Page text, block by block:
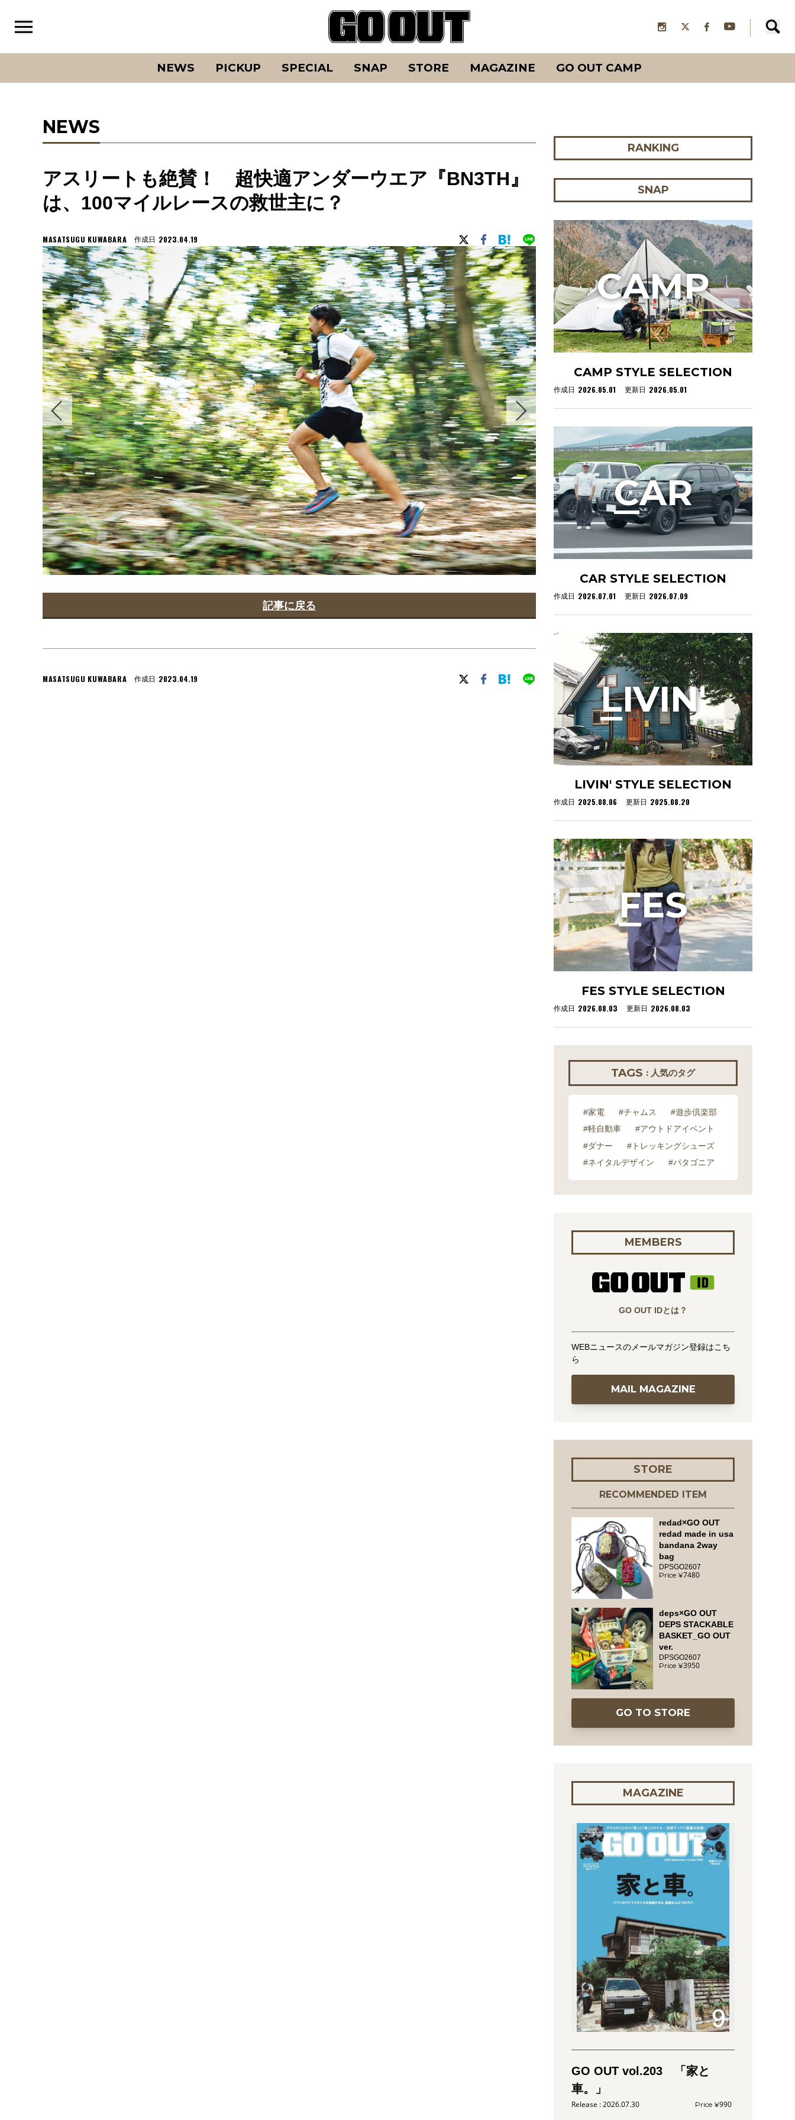
NEWS PICKUP SPECIAL SNAP STORE MAGAZINE GO OUT CAMP
NEWS
アスリートも絶賛！ 超快適アンダーウエア『BN3TH』
は、100マイルレースの救世主に？
MASATSUGU KUWABARA 作成日 2023.04.19
記事に戻る
MASATSUGU KUWABARA 作成日 2023.04.19
RANKING
SNAP
CAMP STYLE SELECTION
作成日 2026.05.01 更新日 2026.05.01
CAMP
CAR STYLE SELECTION
作成日 2026.07.01 更新日 2026.07.09
CAR
LIVIN' STYLE SELECTION
作成日 2025.08.06 更新日 2025.08.20
LIVIN'
FES STYLE SELECTION
作成日 2026.08.03 更新日 2026.08.03
FES
TAGS : 人気のタグ
#家電 #チャムス
#遊歩倶楽部
#軽自動車
#アウトドアイベント
#ダナー
#トレッキングシューズ
#ネイタルデザイン
#パタゴニア
MEMBERS
GO OUT IDとは？
WEBニュースのメールマガジン登録はこち
ら
MAIL MAGAZINE
STORE
RECOMMENDED ITEM
redad×GO OUT
redad made in usa
bandana 2way
bag
DPSGO2607
7480
deps×GO OUT
DEPS STACKABLE
BASKET_GO OUT
ver.
DPSGO2607
3950
GO TO STORE
MAGAZINE
GO OUT vol.203 「家と
車。」
2026.07.30 990